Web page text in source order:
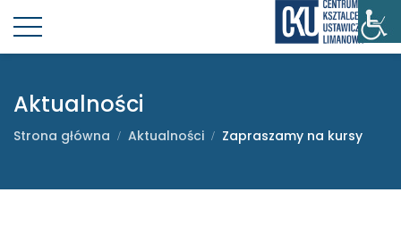
Aktualności
Strona główna Aktualności Zapraszamy na kursy